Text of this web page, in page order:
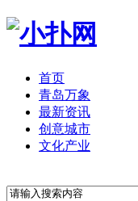
首页
青岛万象
最新资讯
创意城市
文化产业